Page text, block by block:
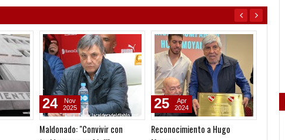
Maldonado: "Convivir con
24
Nov
2025
Reconocimiento a Hugo
25
Apr
2024